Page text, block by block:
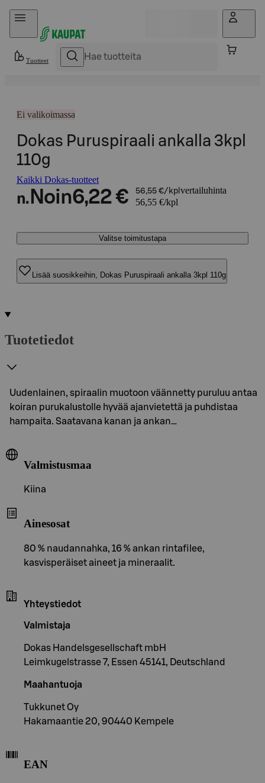
Hyppää sisältöön
Tuotteet
Ei valikoimassa
Dokas Puruspiraali ankalla 3kpl
110g
Kaikki Dokas-tuotteet
n. Noin6,22 € 56,55 €/kpl vertailuhinta
56,55 €/kpl
Valitse toimitustapa
Lisää suosikkeihin, Dokas Puruspiraali ankalla 3kpl 110g
Tuotetiedot
Uudenlainen, spiraalin muotoon väännetty puruluu antaa
koiran purukalustolle hyvää ajanvietettä ja puhdistaa
hampaita. Saatavana kanan ja ankan…
Valmistusmaa
Kiina
Ainesosat
80 % naudannahka, 16 % ankan rintafilee,
kasvisperäiset aineet ja mineraalit.
Yhteystiedot
Valmistaja
Dokas Handelsgesellschaft mbH
Leimkugelstrasse 7, Essen 45141, Deutschland
Maahantuoja
Tukkunet Oy
Hakamaantie 20, 90440 Kempele
EAN